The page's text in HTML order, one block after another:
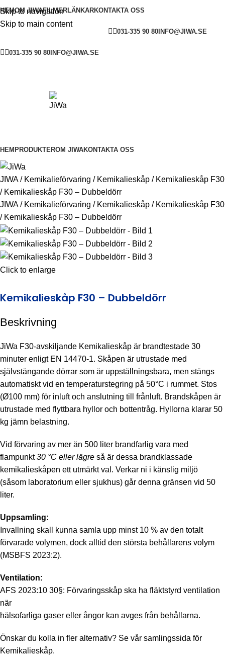
Skip to navigation
Skip to main content
HEMOM JIWAFILMERLÄNKARKONTAKTA OSS
YOUTUBE
FACEBOOK
031-335 90 80 INFO@JIWA.SE
YOUTUBE
FACEBOOK
031-335 90 80 INFO@JIWA.SE
HEMPRODUKTEROM JIWAKONTAKTA OSS
JIWA/ Kemikalieförvaring / Kemikalieskåp / Kemikalieskåp F30
/ Kemikalieskåp F30 – Dubbeldörr
JIWA/ Kemikalieförvaring / Kemikalieskåp / Kemikalieskåp F30
/ Kemikalieskåp F30 – Dubbeldörr
Click to enlarge
Kemikalieskåp F30 – Dubbeldörr
Beskrivning
JiWa F30-avskiljande Kemikalieskåp är brandtestade 30
minuter enligt EN 14470-1. Skåpen är utrustade med
självstängande dörrar som är uppställningsbara, men stängs
automatiskt vid en temperaturstegring på 50°C i rummet. Stos
(Ø100 mm) för inluft och anslutning till frånluft. Brandskåpen är
utrustade med flyttbara hyllor och bottentråg. Hyllorna klarar 50
kg jämn belastning.
Vid förvaring av mer än 500 liter brandfarlig vara med
flampunkt30 °C eller lägre så är dessa brandklassade
kemikalieskåpen ett utmärkt val. Verkar ni i känslig miljö
(såsom laboratorium eller sjukhus) går denna gränsen vid 50
liter.
Uppsamling:
Invallning skall kunna samla upp minst 10 % av den totalt
förvarade volymen, dock alltid den största behållarens volym
(MSBFS 2023:2).
Ventilation:
AFS 2023:10 30§: Förvaringsskåp ska ha fläktstyrd ventilation
när
hälsofarliga gaser eller ångor kan avges från behållarna.
Önskar du kolla in fler alternativ? Se vår samlingssida för
Kemikalieskåp.